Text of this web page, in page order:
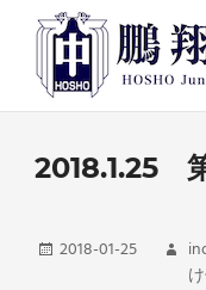
ン 鵬
中
学
公
式
2018.1.25
2018-01-25